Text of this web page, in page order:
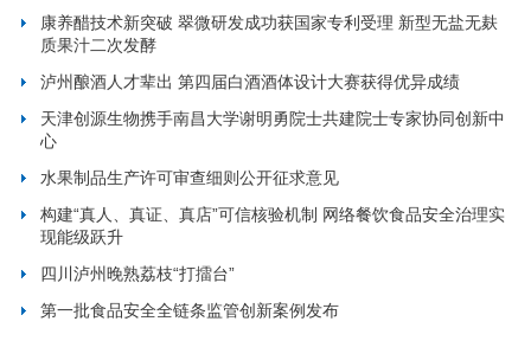
康养醋技术新突破 翠微研发成功获国家专利受理 新型无盐无麸
质果汁二次发酵
泸州酿酒人才辈出 第四届白酒酒体设计大赛获得优异成绩
天津创源生物携手南昌大学谢明勇院士共建院士专家协同创新中
心
水果制品生产许可审查细则公开征求意见
构建“真人、真证、真店”可信核验机制 网络餐饮食品安全治理实
现能级跃升
四川泸州晚熟荔枝“打擂台”
第一批食品安全全链条监管创新案例发布